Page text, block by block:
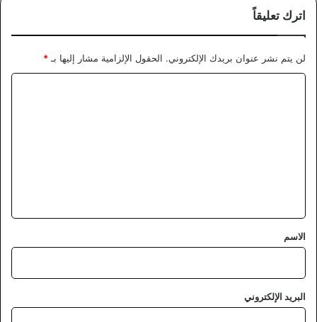
اترك تعليقاً
لن يتم نشر عنوان بريدك الإلكتروني. الحقول الإلزامية مشار إليها بـ *
*
الاسم
البريد الإلكتروني